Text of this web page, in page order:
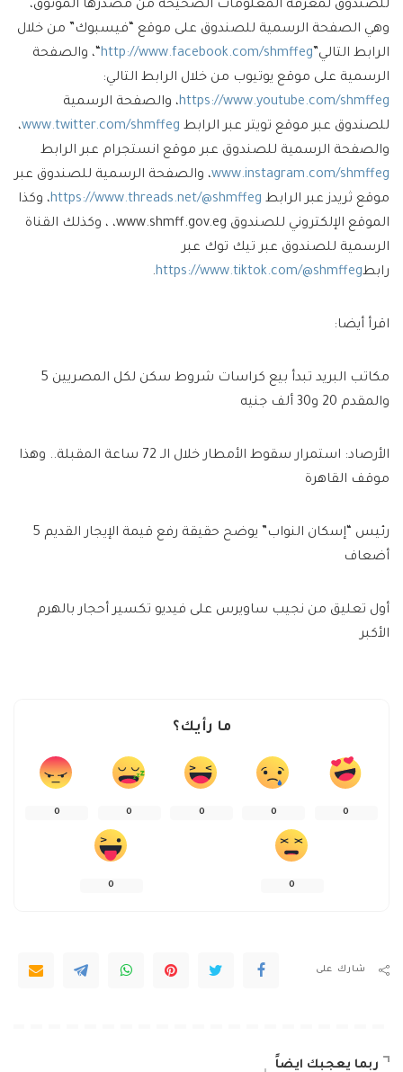
للصندوق لمعرفة المعلومات الصحيحة من مصدرها الموثوق،
وهي الصفحة الرسمية للصندوق على موقع “فيسبوك” من خلال
الرابط التالي”http://www.facebook.com/shmffeg “، والصفحة
الرسمية على موقع يوتيوب من خلال الرابط التالي:
https://www.youtube.com/shmffeg، والصفحة الرسمية
للصندوق عبر موقع تويتر عبر الرابط www.twitter.com/shmffeg،
والصفحة الرسمية للصندوق عبر موقع انستجرام عبر الرابط
www.instagram.com/shmffeg، والصفحة الرسمية للصندوق عبر
موقع ثريدز عبر الرابط https://www.threads.net/@shmffeg، وكذا
الموقع الإلكتروني للصندوق www.shmff.gov.eg، ، وكذلك القناة
الرسمية للصندوق عبر تيك توك عبر
رابطhttps://www.tiktok.com/@shmffeg
.
اقرأ أيضا:
مكاتب البريد تبدأ بيع كراسات شروط سكن لكل المصريين 5
والمقدم 20 و30 ألف جنيه
الأرصاد: استمرار سقوط الأمطار خلال الـ 72 ساعة المقبلة.. وهذا
موقف القاهرة
رئيس “إسكان النواب” يوضح حقيقة رفع قيمة الإيجار القديم 5
أضعاف
أول تعليق من نجيب ساويرس على فيديو تكسير أحجار بالهرم
الأكبر
ما رأيك؟
0
0
0
0
0
0
0
شارك على
ربما يعجبك ايضاً